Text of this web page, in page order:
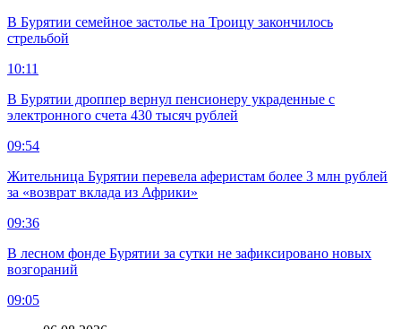
В Бурятии семейное застолье на Троицу закончилось
стрельбой
10:11
В Бурятии дроппер вернул пенсионеру украденные с
электронного счета 430 тысяч рублей
09:54
Жительница Бурятии перевела аферистам более 3 млн рублей
за «возврат вклада из Африки»
09:36
В лесном фонде Бурятии за сутки не зафиксировано новых
возгораний
09:05